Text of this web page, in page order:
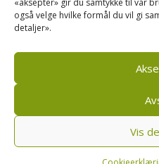
«aksepter» gir du samtykke til vår
også velge hvilke formål du vil gi
detaljer».
Vis
Kusignal
om kusignal i eit eige hefte.
Bondevennen AS, Pb